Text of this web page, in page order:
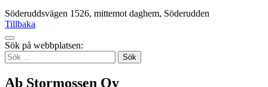
Söderuddsvägen 1526, mittemot daghem, Söderudden
Tillbaka
Tillbaka
up
Sök på webbplatsen:
Sök
efter:
Ab Stormossen Oy